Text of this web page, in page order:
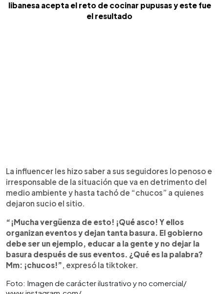
libanesa acepta el reto de cocinar pupusas y este fue
el resultado
La influencer les hizo saber a sus seguidores lo penoso e
irresponsable de la situación que va en detrimento del
medio ambiente y hasta tachó de “chucos” a quienes
dejaron sucio el sitio.
“¡Mucha vergüenza de esto! ¡Qué asco! Y ellos
organizan eventos y dejan tanta basura. El gobierno
debe ser un ejemplo, educar a la gente y no dejar la
basura después de sus eventos. ¿Qué es la palabra?
Mm: ¡chucos!”, expresó la tiktoker.
Foto: Imagen de carácter ilustrativo y no comercial/